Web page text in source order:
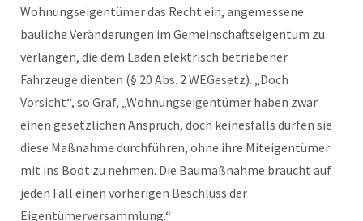
Wohnungseigentümer das Recht ein, angemessene
bauliche Veränderungen im Gemeinschaftseigentum zu
verlangen, die dem Laden elektrisch betriebener
Fahrzeuge dienten (§ 20 Abs. 2 WEGesetz). „Doch
Vorsicht“, so Graf, „Wohnungseigentümer haben zwar
einen gesetzlichen Anspruch, doch keinesfalls dürfen sie
diese Maßnahme durchführen, ohne ihre Miteigentümer
mit ins Boot zu nehmen. Die Baumaßnahme braucht auf
jeden Fall einen vorherigen Beschluss der
Eigentümerversammlung.“